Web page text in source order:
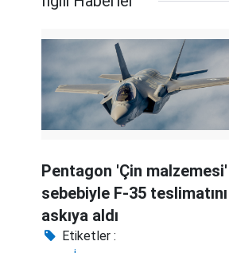
Pentagon 'Çin malzemesi'
sebebiyle F-35 teslimatını
askıya aldı
Etiketler :